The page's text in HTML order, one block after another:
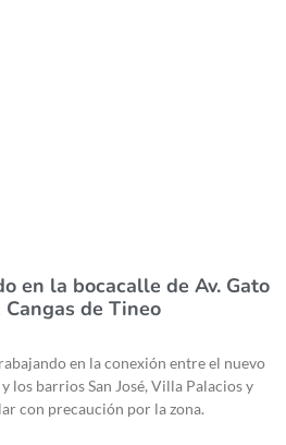
en la bocacalle de Av. Gato
de Tineo
en la conexión entre el nuevo
los barrios San José, Villa Palacios y
con precaución por la zona.